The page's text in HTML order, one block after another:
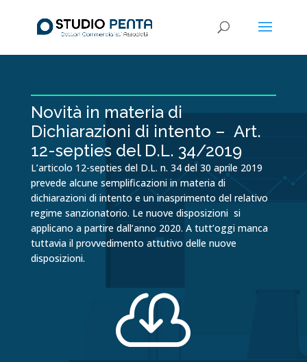
Novità in materia di
Dichiarazioni di intento – Art.
12-septies del D.L. 34/2019
L’articolo 12-septies del D.L. n. 34 del 30 aprile 2019
prevede alcune semplificazioni in materia di
dichiarazioni di intento e un inasprimento del relativo
regime sanzionatorio. Le nuove disposizioni si
applicano a partire dall’anno 2020. A tutt’oggi manca
tuttavia il provvedimento attutivo delle nuove
disposizioni.
